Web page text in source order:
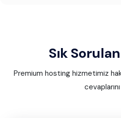
Sık
Premium hosting hizmetimiz
cevaplarını